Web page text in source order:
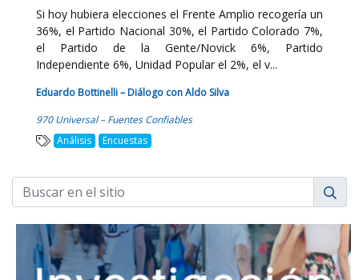
Si hoy hubiera elecciones el Frente Amplio recogería un
36%, el Partido Nacional 30%, el Partido Colorado 7%,
el Partido de la Gente/Novick 6%, Partido
Independiente 6%, Unidad Popular el 2%, el v...
Eduardo Bottinelli – Diálogo con Aldo Silva
970 Universal – Fuentes Confiables
Análisis
Encuestas